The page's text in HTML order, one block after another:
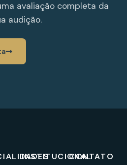
avaliação completa da
audição.
INSTITUCIONAL
CONTATO